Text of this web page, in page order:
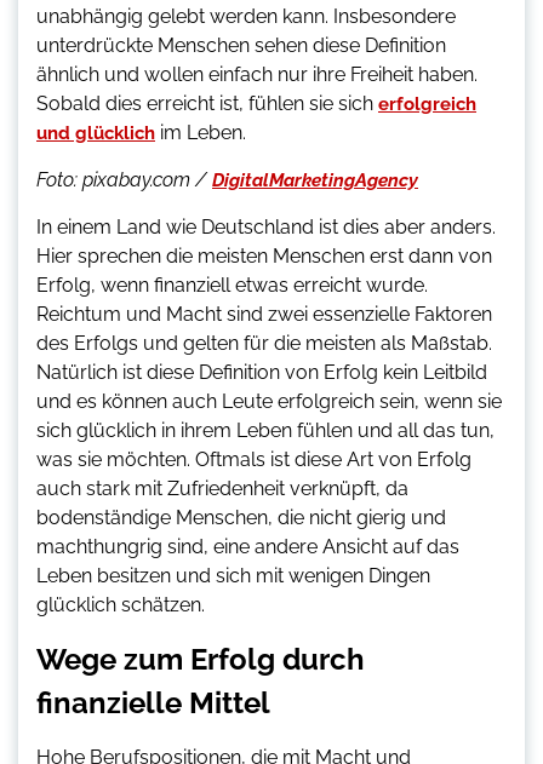
unabhängig gelebt werden kann. Insbesondere
unterdrückte Menschen sehen diese Definition
ähnlich und wollen einfach nur ihre Freiheit haben.
Sobald dies erreicht ist, fühlen sie sich erfolgreich
und glücklich im Leben.
Foto: pixabay.com /DigitalMarketingAgency
In einem Land wie Deutschland ist dies aber anders.
Hier sprechen die meisten Menschen erst dann von
Erfolg, wenn finanziell etwas erreicht wurde.
Reichtum und Macht sind zwei essenzielle Faktoren
des Erfolgs und gelten für die meisten als Maßstab.
Natürlich ist diese Definition von Erfolg kein Leitbild
und es können auch Leute erfolgreich sein, wenn sie
sich glücklich in ihrem Leben fühlen und all das tun,
was sie möchten. Oftmals ist diese Art von Erfolg
auch stark mit Zufriedenheit verknüpft, da
bodenständige Menschen, die nicht gierig und
machthungrig sind, eine andere Ansicht auf das
Leben besitzen und sich mit wenigen Dingen
glücklich schätzen.
Wege zum Erfolg durch
finanzielle Mittel
Hohe Berufspositionen, die mit Macht und